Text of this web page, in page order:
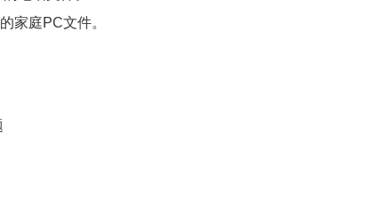
家庭PC文件。